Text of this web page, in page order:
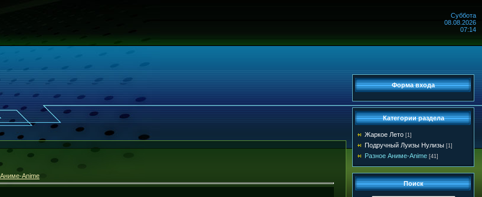
Anime
Суббота
08.08.2026
07:14
Форма входа
Категории раздела
Жаркое Лето [1]
Подручный Луизы Нулизы [1]
Разное Аниме-Anime [41]
Поиск